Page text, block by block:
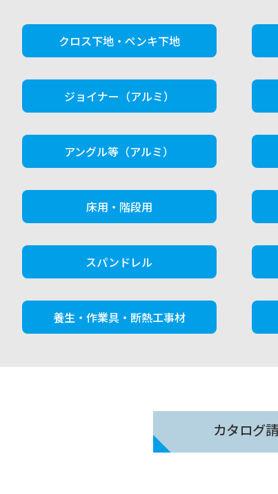
クロス下地・ペンキ下地
ジョイナー（アルミ）
アングル等（アルミ）
床用・階段用
スパンドレル
養生・作業具・断熱工事材
カタログ